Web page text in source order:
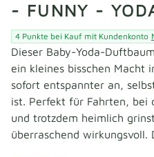
- FUNNY -
4 Punkte bei Kauf mit Kundenkonto
Dieser Baby-Yoda-
ein kleines bisschen Macht
sofort entspannter an,
ist. Perfekt für Fahrten, bei
und trotzdem heimlich
überraschend